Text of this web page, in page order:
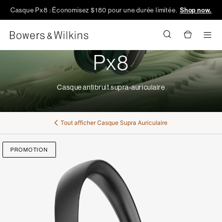
Casque Px8 : Économisez $180 pour une durée limitée. Shop now.
Px8
Casque antibruit supra-auriculaire
Tout afficher Casque Supra Auriculaire
PROMOTION